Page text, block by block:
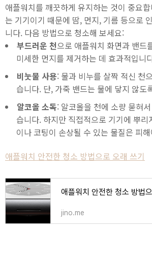
애플워치를 깨끗하게 유지하는 것이 중요
는 기기이기 때문에 땀, 먼지, 기름 등으로
니다. 다음 방법으로 청소해 보세요:
부드러운 천으로 애플워치 화면과 밴드
미세한 먼지를 제거하는 데 효과적입니
비눗물 사용: 물과 비누를 살짝 적신 천
습니다. 단, 가죽 밴드는 물에 닿지 않도
알코올 소독: 알코올을 천에 소량 묻혀
습니다. 하지만 직접적으로 기기에 뿌
이나 코팅이 손상될 수 있는 물질은 피
애플워치 안전한 청소 방법으로 오래 쓰기
애플워치 안전한 청소 방법
jino.me